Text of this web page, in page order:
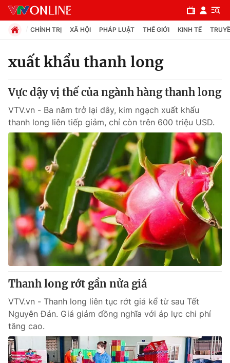
Chuyên mục
Xã hội
Pháp luật
Y tế
Thế giới
Tin tức
Thế giới đó đây
Câu chuyện quốc tế
Kinh tế
Tài chính
Góc doanh nghiệp
Dữ liệu và đời sống
Truyền hình
Phim VTV
Hậu trường
Giải trí
CHÍNH TRỊ XÃ HỘI PHÁP LUẬT THẾ GIỚI KINH TẾ
xuất khẩu thanh long
Vực dậy vị thế của ngành hàng thanh long
VTV.vn - Ba năm trở lại đây, kim ngạch xuất khẩu
thanh long liên tiếp giảm, chỉ còn trên 600 triệu USD.
Thanh long rớt gần nửa giá
VTV.vn - Thanh long liên tục rớt giá kể từ sau Tết
Nguyên Đán. Giá giảm đồng nghĩa với áp lực chi phí
tăng cao.